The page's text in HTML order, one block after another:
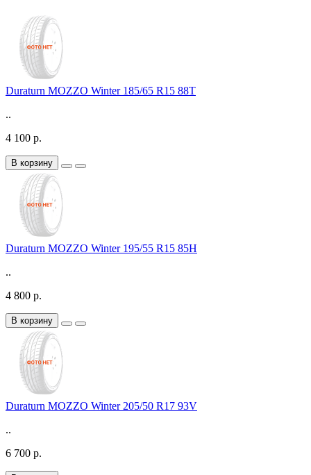
Duraturn MOZZO Winter 185/65 R15 88T
..
4 100 р.
В корзину
Duraturn MOZZO Winter 195/55 R15 85H
..
4 800 р.
В корзину
Duraturn MOZZO Winter 205/50 R17 93V
..
6 700 р.